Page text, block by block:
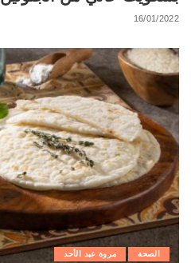
16/01/2022
الصحة مروة عبد الأحد